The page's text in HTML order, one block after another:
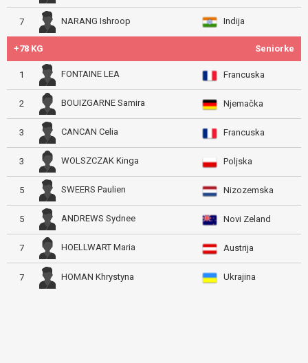
7 NARANG Ishroop Indija
+78 KG Seniorke
1 FONTAINE LEA Francuska
2 BOUIZGARNE Samira Njemačka
3 CANCAN Celia Francuska
3 WOLSZCZAK Kinga Poljska
5 SWEERS Paulien Nizozemska
5 ANDREWS Sydnee Novi Zeland
7 HOELLWART Maria Austrija
7 HOMAN Khrystyna Ukrajina